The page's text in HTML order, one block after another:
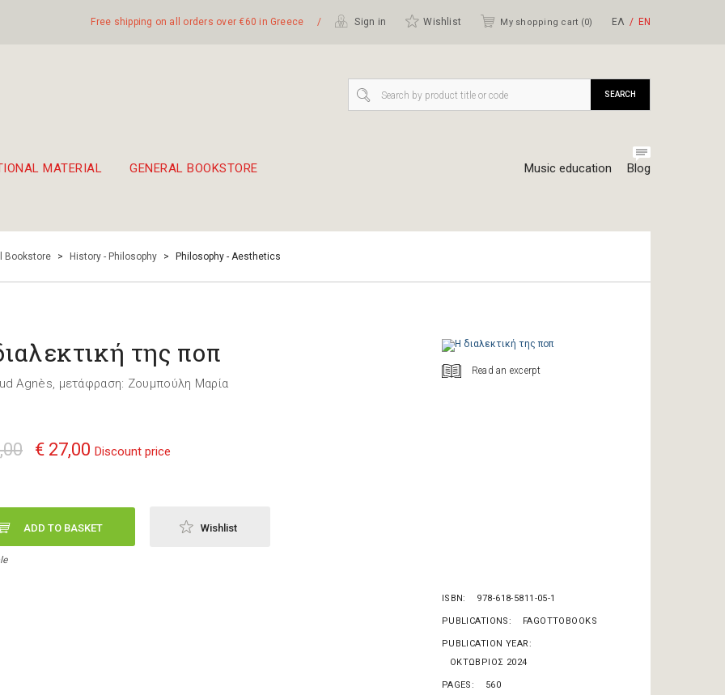
Free shipping on all orders over €60 in Greece / Sign in Wishlist My shopping cart (0) ΕΛ ΕΝ
MATERIAL GENERAL BOOKSTORE Music education Blog
SEARCH
Bookstore > History - Philosophy > Philosophy - Aesthetics
της ποπ
Agnès, μετάφραση: Ζουμπούλη Μαρία
€ 27,00 Discount price
ADD TO BASKET Wishlist
Read an excerpt
ISBN 978-618-5811-05-1
PUBLICATIONS FAGOTTOBOOKS
PUBLICATION YEAR
OΚΤΩΒΡΙΟΣ 2024
PAGES 560